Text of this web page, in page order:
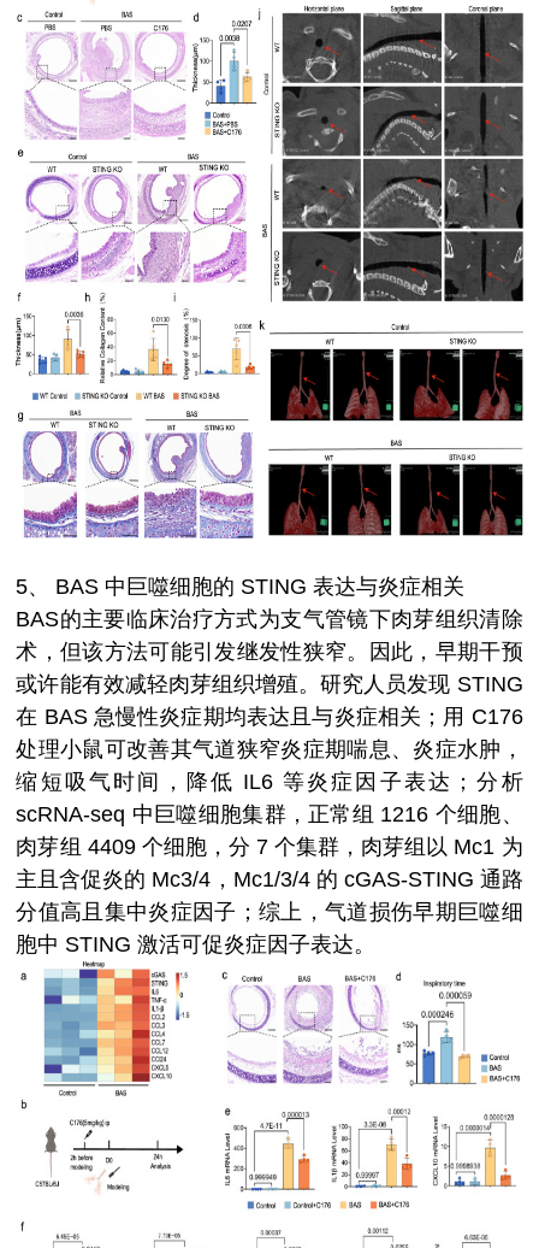
5、 BAS 中巨噬细胞的 STING 表达与炎症相关
BAS的主要临床治疗方式为支气管镜下肉芽组织清除
术，但该方法可能引发继发性狭窄。因此，早期干预
或许能有效减轻肉芽组织增殖。研究人员发现 STING
在 BAS 急慢性炎症期均表达且与炎症相关；用 C176
处理小鼠可改善其气道狭窄炎症期喘息、炎症水肿，
缩短吸气时间，降低 IL6 等炎症因子表达；分析
scRNA-seq 中巨噬细胞集群，正常组 1216 个细胞、
肉芽组 4409 个细胞，分 7 个集群，肉芽组以 Mc1 为
主且含促炎的 Mc3/4，Mc1/3/4 的 cGAS-STING 通路
分值高且集中炎症因子；综上，气道损伤早期巨噬细
胞中 STING 激活可促炎症因子表达。